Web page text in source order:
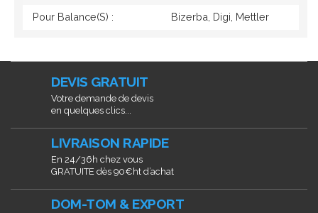
Pour Balance(s) : Bizerba, Digi, Mettler
DEVIS GRATUIT
Votre demande de devis
en quelques clics...
LIVRAISON RAPIDE
En 24/36h chez vous
GRATUITE dès 90€ht d’achat
DOM-TOM & EXPORT